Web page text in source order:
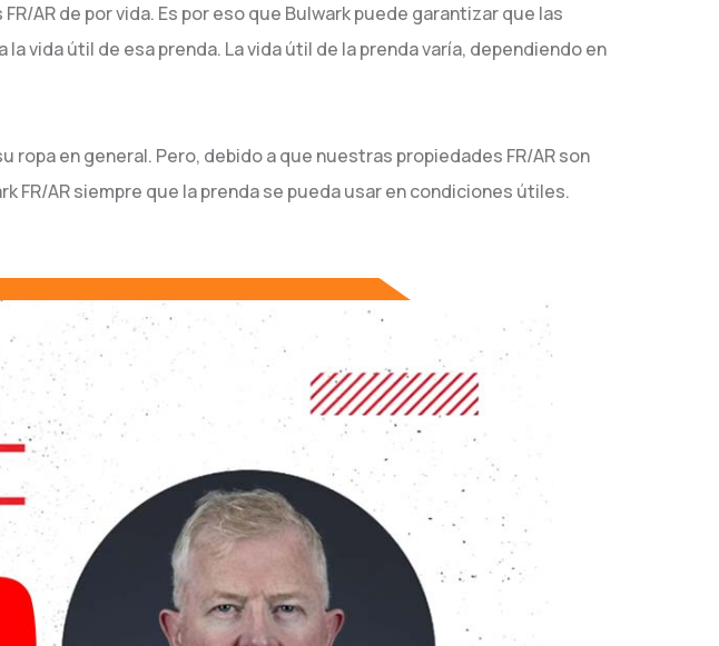
AR de por vida. Es por eso que Bulwark puede garantizar que las
vida útil de esa prenda. La vida útil de la prenda varía, dependiendo en
en general. Pero, debido a que nuestras propiedades FR/AR son
FR/AR siempre que la prenda se pueda usar en condiciones útiles.